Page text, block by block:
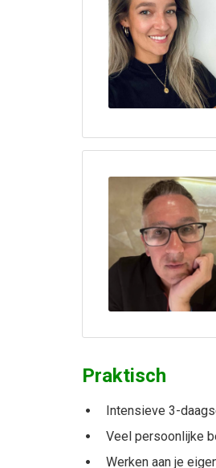
Praktisch
Intensieve 3-
Veel persoonlijke
Werken aan je